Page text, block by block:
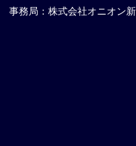
事務局：株式会社オニオン